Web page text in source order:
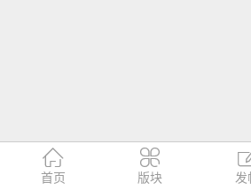

首页

版块 发